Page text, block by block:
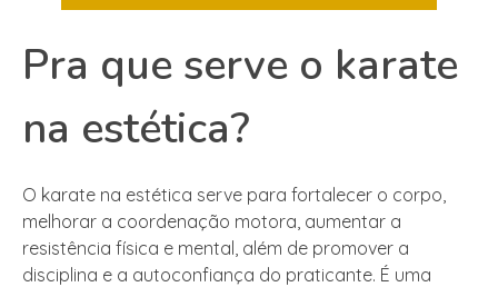
Pra que serve o karate
na estética?
O karate na estética serve para fortalecer o corpo,
melhorar a coordenação motora, aumentar a
resistência física e mental, além de promover a
disciplina e a autoconfiança do praticante. É uma